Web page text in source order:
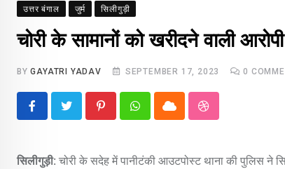
उत्तर बंगाल जुर्म सिलीगुड़ी
चोरी के सामानों को खरीदने वाली
BYGAYATRI YADAV SEPTEMBER 17, 2023 0
PinterestWhatsappCloud StumbleUpon
सिलीगुड़ी: चोरी के सदेह में पानीटंकी आउटपोस्ट थाना की पुलिस ने